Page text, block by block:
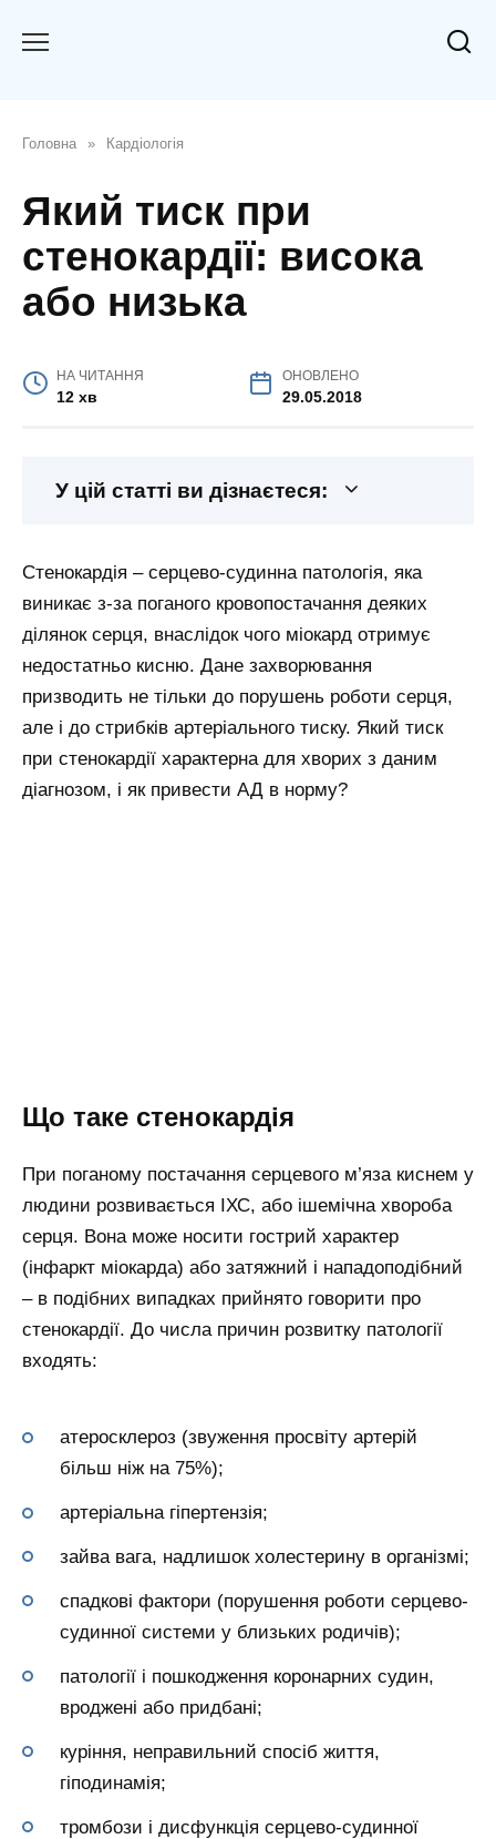
Головна » Кардіологія
Який тиск при
стенокардії: висока
або низька
НА ЧИТАННЯ
12 хв
ОНОВЛЕНО
29.05.2018
У цій статті ви дізнаєтеся:
Стенокардія – серцево-судинна патологія, яка
виникає з-за поганого кровопостачання деяких
ділянок серця, внаслідок чого міокард отримує
недостатньо кисню. Дане захворювання
призводить не тільки до порушень роботи серця,
але і до стрибків артеріального тиску. Який тиск
при стенокардії характерна для хворих з даним
діагнозом, і як привести АД в норму?
Що таке стенокардія
При поганому постачання серцевого м’яза киснем у
людини розвивається ІХС, або ішемічна хвороба
серця. Вона може носити гострий характер
(інфаркт міокарда) або затяжний і нападоподібний
– в подібних випадках прийнято говорити про
стенокардії. До числа причин розвитку патології
входять:
атеросклероз (звуження просвіту артерій
більш ніж на 75%);
артеріальна гіпертензія;
зайва вага, надлишок холестерину в організмі;
спадкові фактори (порушення роботи серцево-
судинної системи у близьких родичів);
патології і пошкодження коронарних судин,
вроджені або придбані;
куріння, неправильний спосіб життя,
гіподинамія;
тромбози і дисфункція серцево-судинної